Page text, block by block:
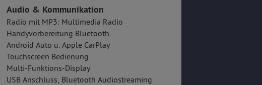
Audio & Kommunikation
Radio mit MP3: Multimedia Radio
Handyvorbereitung Bluetooth
Android Auto u. Apple CarPlay
Touchscreen Bedienung
Multi-Funktions-Display
USB Anschluss, Bluetooth Audiostreaming